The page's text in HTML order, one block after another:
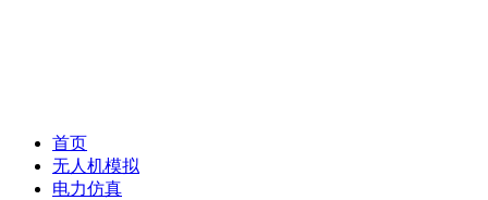
首页
无人机模拟
电力仿真